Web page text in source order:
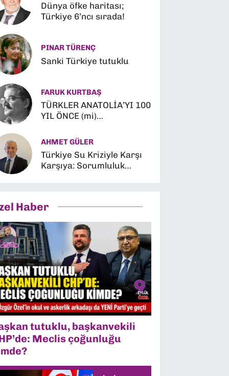
Dünya öfke haritası;
Türkiye 6’ncı sırada!
PINAR TÜRENÇ
Sanki Türkiye tutuklu
FARUK KURTBAŞ
TÜRKLER ANATOLİA’YI 100
YIL ÖNCE (mi)
AHMET GÜLER
Türkiye Su Kriziyle Karşı
Karşıya: Sorumluluk
Haber
tutuklu, başkanvekili
Meclis çoğunluğu